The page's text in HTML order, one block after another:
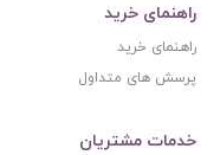
راهنمای خرید
راهنمای خرید
پرسش های متداول
خدمات مشتریان